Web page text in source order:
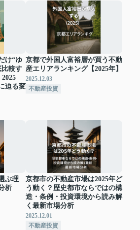
け“ゆ
比較す
迫る変
京都で外国人富裕層が買う不動
産エリアランキング【2025年】
2025.12.03
不動産投資
ぶ理
析
京都市の不動産市場は2025年ど
う動く？歴史都市ならではの構
造・条例・投資環境から読み解
く最新市場分析
2025.12.01
不動産投資